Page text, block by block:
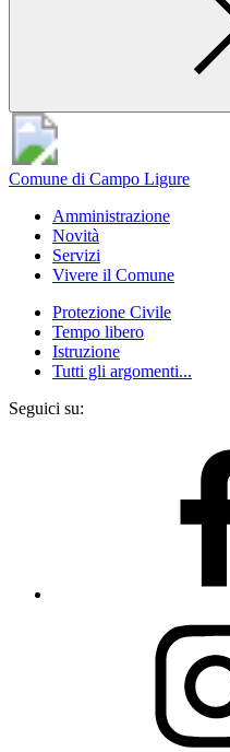
Comune di Campo Ligure
Amministrazione
Novità
Servizi
Vivere il Comune
Protezione Civile
Tempo libero
Istruzione
Tutti gli argomenti...
Seguici su: